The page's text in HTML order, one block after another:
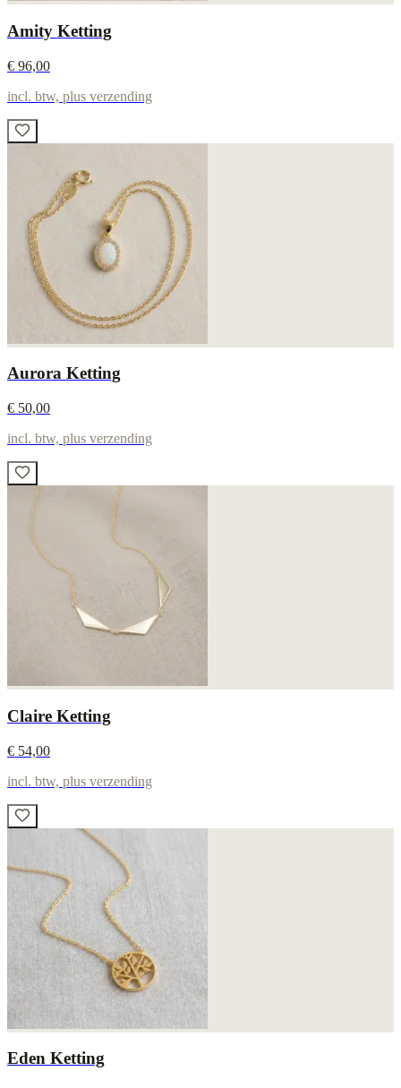
Amity Ketting
€ 96,00
incl. btw, plus verzending
Aurora Ketting
€ 50,00
incl. btw, plus verzending
Claire Ketting
€ 54,00
incl. btw, plus verzending
Eden Ketting